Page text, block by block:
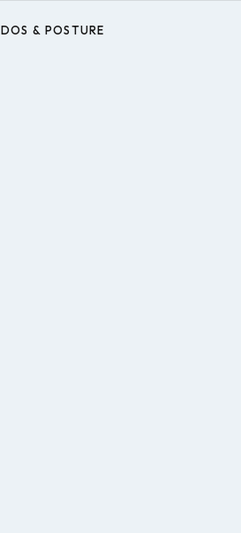
DOS & POSTURE